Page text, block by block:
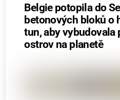
Belgie potopila do
betonových bloků o
tun, aby vybudovala
ostrov na planetě